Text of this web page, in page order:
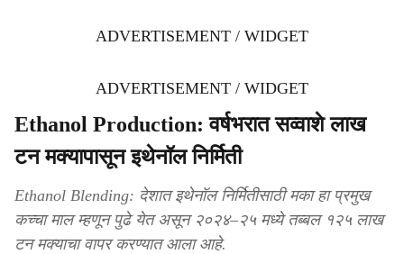
ADVERTISEMENT / WIDGET
ADVERTISEMENT / WIDGET
Ethanol Production: वर्षभरात सव्वाशे लाख
टन मक्यापासून इथेनॉल निर्मिती
Ethanol Blending: देशात इथेनॉल निर्मितीसाठी मका हा प्रमुख
कच्चा माल म्हणून पुढे येत असून २०२४–२५ मध्ये तब्बल १२५ लाख
टन मक्याचा वापर करण्यात आला आहे.